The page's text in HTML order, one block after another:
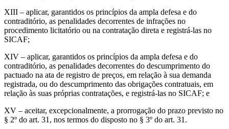
XIII – aplicar, garantidos os princípios da ampla defesa e do
contraditório, as penalidades decorrentes de infrações no
procedimento licitatório ou na contratação direta e registrá-las no
SICAF;
XIV – aplicar, garantidos os princípios da ampla defesa e do
contraditório, as penalidades decorrentes do descumprimento do
pactuado na ata de registro de preços, em relação à sua demanda
registrada, ou do descumprimento das obrigações contratuais, em
relação às suas próprias contratações, e registrá-las no SICAF; e
XV – aceitar, excepcionalmente, a prorrogação do prazo previsto no
§ 2º do art. 31, nos termos do disposto no § 3º do art. 31.